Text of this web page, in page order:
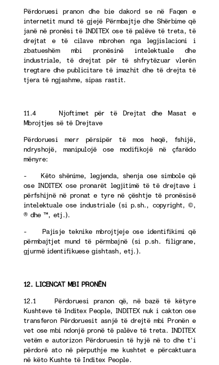
Përdoruesi pranon dhe bie dakord se në Faqen e
internetit mund të gjejë Përmbajtje dhe Shërbime që
janë në pronësi të INDITEX ose të palëve të treta, të
drejtat e të cilave mbrohen nga legjislacioni i
zbatueshëm mbi pronësinë intelektuale dhe
industriale, të drejtat për të shfrytëzuar vlerën
tregtare dhe publicitare të imazhit dhe të drejta të
tjera të ngjashme, sipas rastit.
11.4 Njoftimet për të Drejtat dhe Masat e
Mbrojtjes së të Drejtave
Përdoruesi merr përsipër të mos heqë, fshijë,
ndryshojë, manipulojë ose modifikojë në çfarëdo
mënyre:
- Këto shënime, legjenda, shenja ose simbole që
ose INDITEX ose pronarët legjitimë të të drejtave i
përfshijnë në pronat e tyre në çështje të pronësisë
intelektuale ose industriale (si p.sh., copyright, ©,
® dhe ™, etj.).
- Pajisje teknike mbrojtjeje ose identifikimi që
përmbajtjet mund të përmbajnë (si p.sh. filigrane,
gjurmë identifikuese gishtash, etj.).
12. LICENCAT MBI PRONËN
12.1 Përdoruesi pranon që, në bazë të këtyre
Kushteve të Inditex People, INDITEX nuk i cakton ose
transferon Përdoruesit asnjë të drejtë mbi Pronën e
vet ose mbi ndonjë pronë të palëve të treta. INDITEX
vetëm e autorizon Përdoruesin të hyjë në to dhe t’i
përdorë ato në përputhje me kushtet e përcaktuara
në këto Kushte të Inditex People.